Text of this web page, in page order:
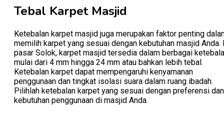
Tebal Karpet Masjid
Ketebalan karpet masjid juga merupakan faktor penting
memilih karpet yang sesuai dengan kebutuhan masjid Anda.
pasar Solok, karpet masjid tersedia dalam berbagai
mulai dari 4 mm hingga 24 mm atau bahkan lebih tebal.
Ketebalan karpet dapat mempengaruhi kenyamanan
penggunaan dan tingkat isolasi suara dalam ruang ibadah.
Pilihlah ketebalan karpet yang sesuai dengan preferensi dan
kebutuhan penggunaan di masjid Anda.